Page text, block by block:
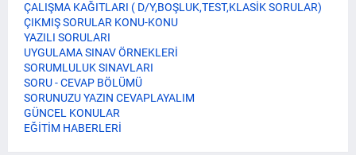
ÇALIŞMA KAĞITLARI ( D/Y,BOŞLUK,TEST,KLASİK SORULAR)
ÇIKMIŞ SORULAR KONU-KONU
YAZILI SORULARI
UYGULAMA SINAV ÖRNEKLERİ
SORUMLULUK SINAVLARI
SORU - CEVAP BÖLÜMÜ
SORUNUZU YAZIN CEVAPLAYALIM
GÜNCEL KONULAR
EĞİTİM HABERLERİ